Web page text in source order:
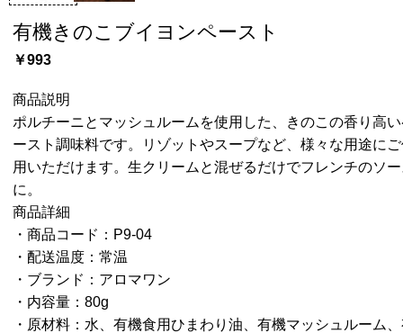
有機きのこブイヨンペースト
￥993
商品説明
ポルチーニとマッシュルームを使用した、きのこの香り高
ースト調味料です。リゾットやスープなど、様々な用途に
用いただけます。生クリームと混ぜるだけでフレンチのソ
に。
商品詳細
・商品コード：P9-04
・配送温度：常温
・ブランド：アロマワン
・内容量：80g
・原材料：水、有機食用ひまわり油、有機マッシュルーム